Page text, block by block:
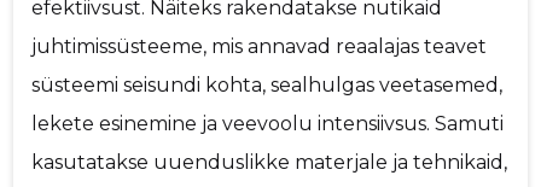
efektiivsust. Näiteks rakendatakse nutikaid
juhtimissüsteeme, mis annavad reaalajas teavet
süsteemi seisundi kohta, sealhulgas veetasemed,
lekete esinemine ja veevoolu intensiivsus. Samuti
kasutatakse uuenduslikke materjale ja tehnikaid,